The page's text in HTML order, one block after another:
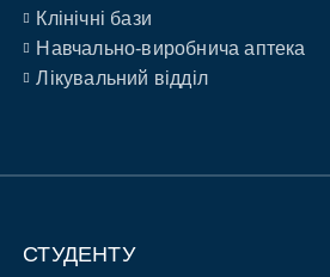
Клінічні бази
Навчально-виробнича аптека
Лікувальний відділ
СТУДЕНТУ